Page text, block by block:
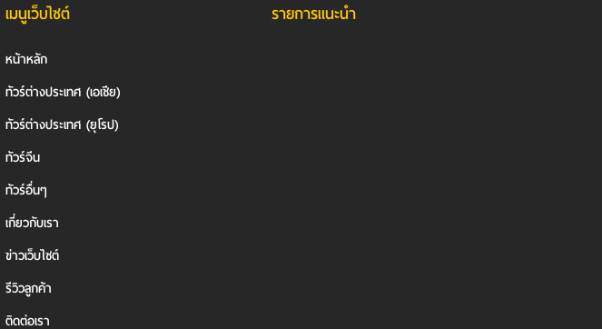
เมนูเว็บไซต์
หน้าหลัก
ทัวร์ต่างประเทศ (เอเชีย)
ทัวร์ต่างประเทศ (ยุโรป)
ทัวร์จีน
ทัวร์อื่นๆ
เกี่ยวกับเรา
ข่าวเว็บไซต์
รีวิวลูกค้า
ติดต่อเรา
รายการแนะนำ